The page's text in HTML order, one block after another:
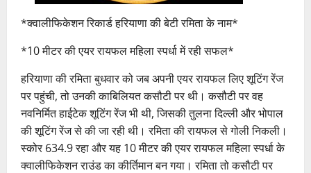
*क्वालीफिकेशन रिकार्ड हरियाणा की बेटी रमिता के नाम*
*10 मीटर की एयर रायफल महिला स्पर्धा में रही सफल*
हरियाणा की रमिता बुधवार को जब अपनी एयर रायफल लिए शूटिंग रेंज
पर पहुंची, तो उनकी काबिलियत कसौटी पर थी। कसौटी पर वह
नवनिर्मित हाईटेक शूटिंग रेंज भी थी, जिसकी तुलना दिल्ली और भोपाल
की शूटिंग रेंज से की जा रही थी। रमिता की रायफल से गोली निकली।
स्कोर 634.9 रहा और यह 10 मीटर की एयर रायफल महिला स्पर्धा के
क्वालीफिकेशन राउंड का कीर्तिमान बन गया। रमिता तो कसौटी पर